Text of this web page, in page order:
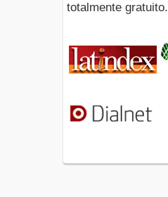
totalmente gratuito.